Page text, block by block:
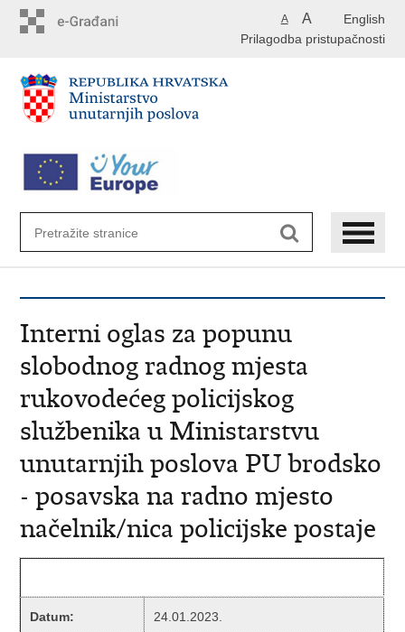
English
A A
Prilagodba pristupačnosti
Interni oglas za popunu
slobodnog radnog mjesta
rukovodećeg policijskog
službenika u Ministarstvu
unutarnjih poslova PU brodsko
- posavska na radno mjesto
načelnik/nica policijske postaje
Datum: 24.01.2023.